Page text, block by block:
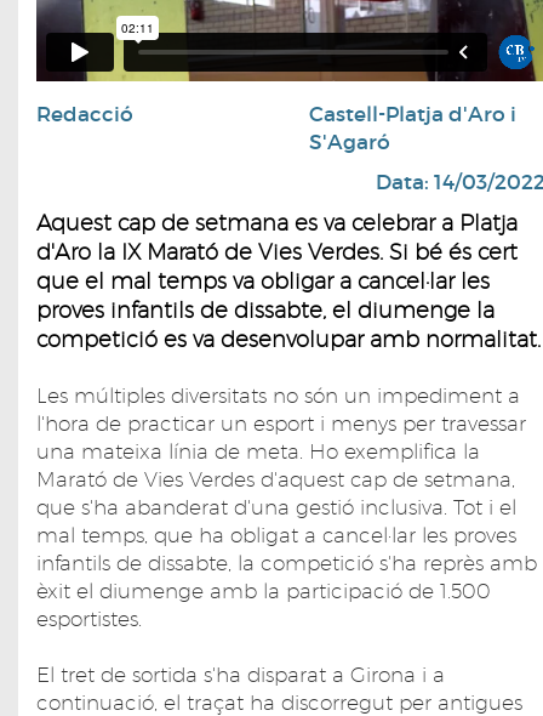
Redacció
Castell-Platja d'Aro i
S'Agaró
Data: 14/03/
Aquest cap de setmana es va celebrar a Platja
d'Aro la IX Marató de Vies Verdes. Si bé és cert
que el mal temps va obligar a cancel·lar les
proves infantils de dissabte, el diumenge la
competició es va desenvolupar amb normalitat.
Les múltiples diversitats no són un impediment a
l'hora de practicar un esport i menys per travessar
una mateixa línia de meta. Ho exemplifica la
Marató de Vies Verdes d'aquest cap de setmana,
que s'ha abanderat d'una gestió inclusiva. Tot i el
mal temps, que ha obligat a cancel·lar les proves
infantils de dissabte, la competició s'ha reprès amb
èxit el diumenge amb la participació de 1.500
esportistes.
El tret de sortida s'ha disparat a Girona i a
continuació, el traçat ha discorregut per antigues